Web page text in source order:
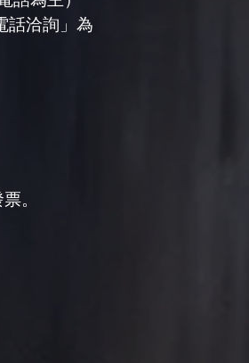
話洽詢」為
。